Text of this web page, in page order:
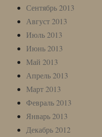
Сентябрь 2013
Август 2013
Июль 2013
Июнь 2013
Май 2013
Апрель 2013
Март 2013
Февраль 2013
Январь 2013
Декабрь 2012